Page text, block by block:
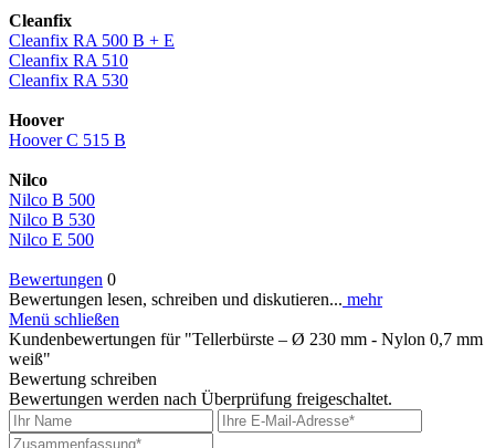
Cleanfix
Cleanfix RA 500 B + E
Cleanfix RA 510
Cleanfix RA 530
Hoover
Hoover C 515 B
Nilco
Nilco B 500
Nilco B 530
Nilco E 500
Bewertungen 0
Bewertungen lesen, schreiben und diskutieren... mehr
Menü schließen
Kundenbewertungen für "Tellerbürste – Ø 230 mm - Nylon 0,7 mm
weiß"
Bewertung schreiben
Bewertungen werden nach Überprüfung freigeschaltet.